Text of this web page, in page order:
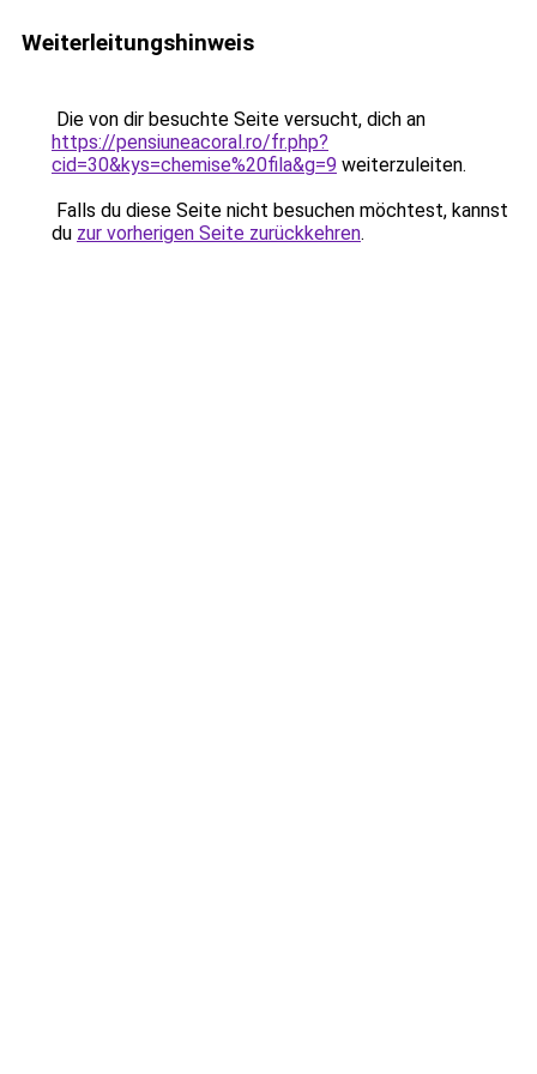
Weiterleitungshinweis
Die von dir besuchte Seite versucht, dich an
https://pensiuneacoral.ro/fr.php?
cid=30&kys=chemise%20fila&g=9 weiterzuleiten.
Falls du diese Seite nicht besuchen möchtest, kannst
du zur vorherigen Seite zurückkehren.